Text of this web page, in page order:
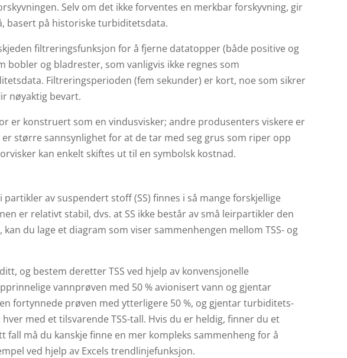
Selv om det ikke forventes en merkbar forskyvning, gir
basert på historiske turbiditetsdata.
filtreringsfunksjon for å fjerne datatopper (både positive og
og bladrester, som vanligvis ikke regnes som
Filtreringsperioden (fem sekunder) er kort, noe som sikrer
nøyaktig bevart.
er konstruert som en vindusvisker; andre produsenters viskere er
større sannsynlighet for at de tar med seg grus som riper opp
kan enkelt skiftes ut til en symbolsk kostnad.
av suspendert stoff (SS) finnes i så mange forskjellige
er relativt stabil, dvs. at SS ikke består av små leirpartikler den
du lage et diagram som viser sammenhengen mellom TSS- og
og bestem deretter TSS ved hjelp av konvensjonelle
vannprøven med 50 % avionisert vann og gjentar
fortynnede prøven med ytterligere 50 %, og gjentar turbiditets-
med et tilsvarende TSS-tall. Hvis du er heldig, finner du et
må du kanskje finne en mer kompleks sammenheng for å
ved hjelp av Excels trendlinjefunksjon.